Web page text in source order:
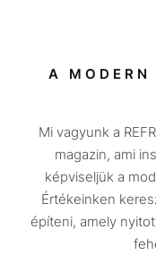
A MODERN
Mi vagyunk a
magazin, ami
képviseljük a
Értékeinken
építeni, amely